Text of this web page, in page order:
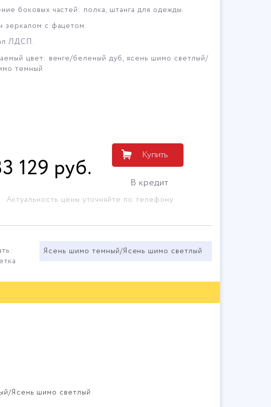
боковых частей: полка, штанга для одежды.
зеркалом с фацетом.
ЛДСП.
цвет: венге/беленый дуб, ясень шимо светлый/
темный
129 руб. Купить
В кредит
Актуальность цены уточняйте по телефону
Ясень шимо темный/Ясень шимо светлый
Ясень шимо светлый